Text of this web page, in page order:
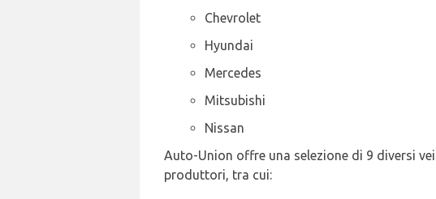
Chevrolet
Hyundai
Mercedes
Mitsubishi
Nissan
Auto-Union offre una selezione di 9 diversi
produttori, tra cui: